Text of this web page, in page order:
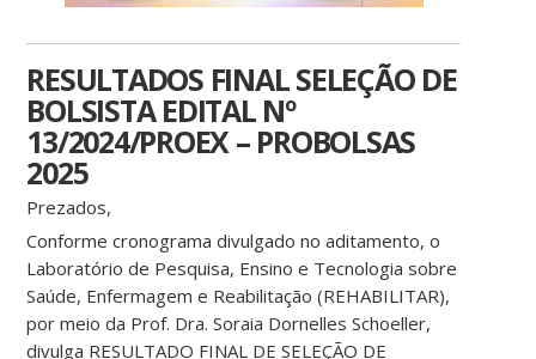
RESULTADOS FINAL SELEÇÃO DE
BOLSISTA EDITAL Nº
13/2024/PROEX – PROBOLSAS
2025
Prezados,
Conforme cronograma divulgado no aditamento, o
Laboratório de Pesquisa, Ensino e Tecnologia sobre
Saúde, Enfermagem e Reabilitação (REHABILITAR),
por meio da Prof. Dra. Soraia Dornelles Schoeller,
divulga RESULTADO FINAL DE SELEÇÃO DE